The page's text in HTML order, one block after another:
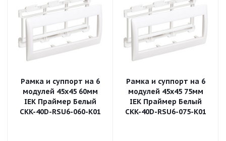
Рамка и суппорт на 6
модулей 45х45 60мм
IEK Праймер Белый
CKK-40D-RSU6-060-K01
Рамка и суппорт на 6
модулей 45х45 75мм
IEK Праймер Белый
CKK-40D-RSU6-075-K01